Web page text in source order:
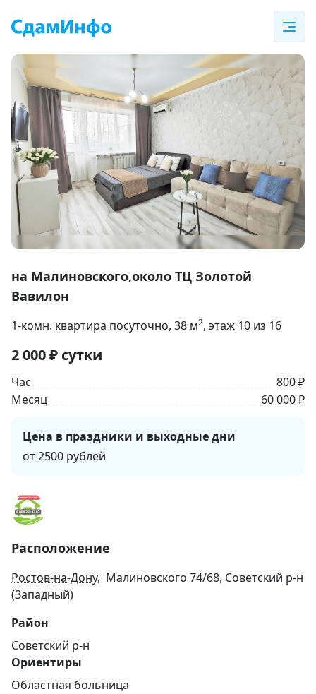
1
of
на Малиновского,около ТЦ Золотой
Вавилон
1-комн. квартира посуточно, 38 м2, этаж 10 из 16
2 000₽ сутки
Час
800 ₽
Месяц
60 000 ₽
Цена в праздники и выходные дни
от 2500 рублей
Расположение
Ростов-на-Дону, Малиновского 74/68, Советский р-н
(Западный)
Район
Советский р-н
Ориентиры
Областная больница